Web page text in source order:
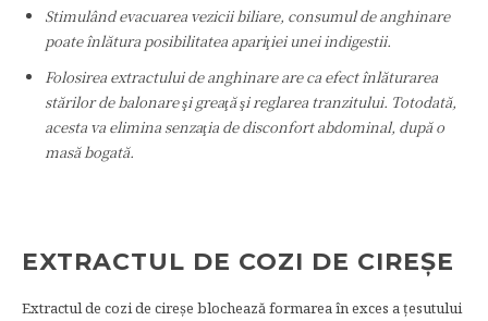
Stimulând evacuarea vezicii biliare, consumul de anghinare
poate înlătura posibilitatea apariţiei unei indigestii.
Folosirea extractului de anghinare are ca efect înlăturarea
stărilor de balonare şi greaţă şi reglarea tranzitului. Totodată,
acesta va elimina senzaţia de disconfort abdominal, după o
masă bogată.
EXTRACTUL DE COZI DE CIREŞE
Extractul de cozi de cireşe blochează formarea în exces a ţesutului